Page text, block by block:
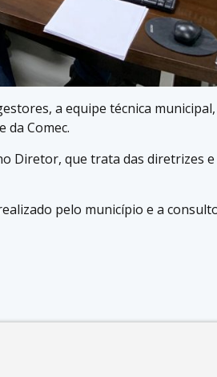
a equipe técnica
da Comec.
Diretor, que trata das diretrizes e
pelo município e a